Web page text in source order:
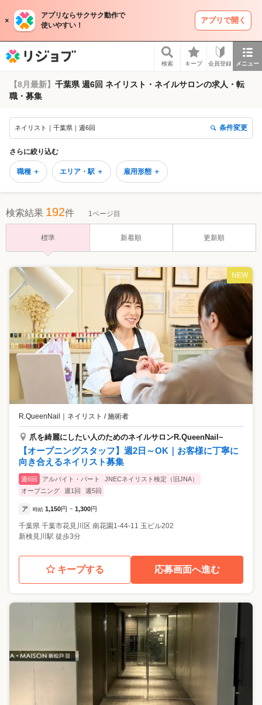
アプリならサクサク動作で
使いやすい！
アプリで開く
検索 キープ 会員登録 メニュー
【8月最新】 千葉県 週6回 ネイリスト・ネイルサロンの求人・転
職・募集
ネイリスト｜千葉県｜週6回 条件変更
さらに絞り込む
職種 ＋ エリア・駅 ＋ 雇用形態 ＋
検索結果 192件 1ページ目
標準 新着順 更新順
NEW
R.QueenNail ネイリスト / 施術者
爪を綺麗にしたい人のためのネイルサロンR.QueenNail~
【オープニングスタッフ】週2日～OK｜お客様に丁寧に
向き合えるネイリスト募集
週6回 アルバイト・パート
JNECネイリスト検定（旧JNA）
オープニング
週1回 週5回
ア 時給 1,150円 ~ 1,300円
千葉県 千葉市花見川区 南花園1-44-11 玉ビル202
新検見川駅 徒歩3分
キープする 応募画面へ進む